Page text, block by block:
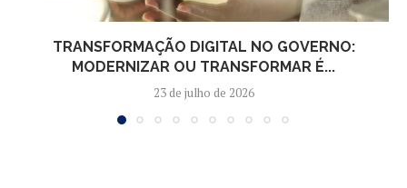
TRANSFORMAÇÃO DIGITAL NO GOVERNO:
MODERNIZAR OU TRANSFORMAR É...
23 de julho de 2026